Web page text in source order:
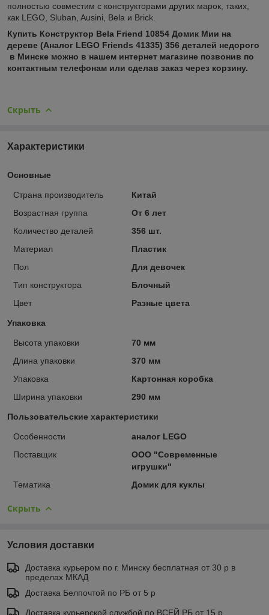
полностью совместим с конструкторами других марок, таких,
как LEGO, Sluban, Ausini, Bela и Brick.
Купить Конструктор Bela Friend 10854 Домик Мии на
дереве (Аналог LEGO Friends 41335) 356 деталей недорого
в Минске можно в нашем интернет магазине позвонив по
контактным телефонам или сделав заказ через корзину.
Скрыть
Характеристики
Основные
Страна производитель
Китай
Возрастная группа
От 6 лет
Количество деталей
356 шт.
Материал
Пластик
Пол
Для девочек
Тип конструктора
Блочный
Цвет
Разные цвета
Упаковка
Высота упаковки
70 мм
Длина упаковки
370 мм
Упаковка
Картонная коробка
Ширина упаковки
290 мм
Пользовательские характеристики
Особенности
аналог LEGO
Поставщик
ООО "Современные
игрушки"
Тематика
Домик для куклы
Скрыть
Условия доставки
Доставка курьером по г. Минску бесплатная от 30 р в
пределах МКАД
Доставка Белпочтой по РБ от 5 р
Доставка курьерской службой по ВСЕЙ РБ от 15 р